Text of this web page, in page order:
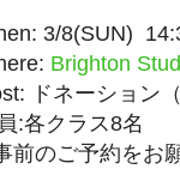
3/8(SUN)
Brighton
ドネーション
:各クラス8名
前のご予約をお